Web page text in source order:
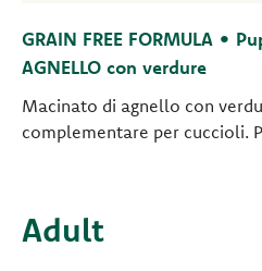
GRAIN FREE FORMULA •
AGNELLO con verdure
Macinato di agnello con
complementare per cuccioli.
Adult